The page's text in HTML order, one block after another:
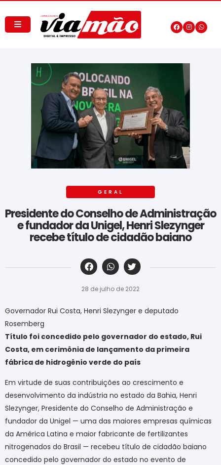
GERAL
Presidente do Conselho de Administração
e fundador da Unigel, Henri Slezynger
recebe título de cidadão baiano
‎ ‎ ‎ ‎ ‎ ‎ ‎ ‎ ‎ ‎ ‎ ‎ ‎ ‎ ‎ ‎ ‎ ‎ ‎ ‎ ‎ ‎ ‎ ‎ ‎ ‎ ‎ ‎ ‎ ‎ ‎
28 de julho de 2022
Governador Rui Costa, Henri Slezynger e deputado
Rosemberg
Título foi concedido pelo governador do estado, Rui
Costa, em cerimônia de lançamento da primeira
fábrica de hidrogênio verde do país
Em virtude de suas contribuições ao crescimento e
desenvolvimento da indústria no estado da Bahia, Henri
Slezynger, Presidente do Conselho de Administração e
fundador da Unigel — uma das maiores empresas químicas
da América Latina e maior fabricante de fertilizantes
nitrogenados do Brasil — recebeu título de cidadão baiano
concedido pelo governador do estado no evento de